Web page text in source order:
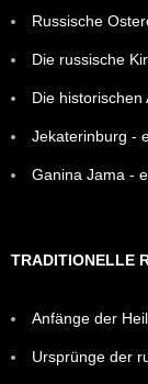
Russische
Die russische
Die
Jekaterinburg -
Ganina Jama -
TRADITIONELLE
Anfänge der
Ursprünge der